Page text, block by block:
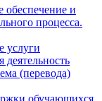
обеспечение и
процесса.
услуги
деятельность
(перевода)
обучающихся